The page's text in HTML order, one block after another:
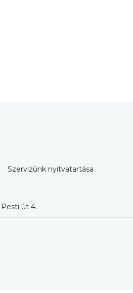
Szervizünk nyitvatartása
út 4.